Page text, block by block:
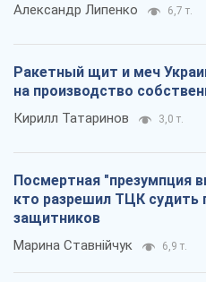
Александр Липенко 6,7 т.
Ракетный щит и меч
на производство
Кирилл Татаринов 3,0 т.
Посмертная "презумпция
кто разрешил ТЦК судить
защитников
Марина Ставнійчук 6,9 т.